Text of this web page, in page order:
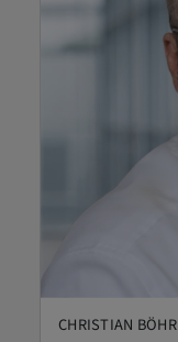
CHRISTIAN BÖHR